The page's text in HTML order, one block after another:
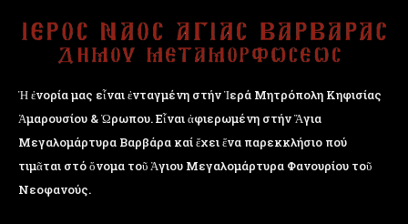
Ἡ ἐνορία μας εἶναι ἐνταγμένη στήν Ἱερά Μητρόπολη Κηφισίας
Ἁμαρουσίου & Ὠρωπου. Εἶναι ἀφιερωμένη στήν Ἅγια
Μεγαλομάρτυρα Βαρβάρα καί ἔχει ἕνα παρεκκλήσιο πού
τιμᾶται στό ὄνομα τοῦ Ἁγιου Μεγαλομάρτυρα Φανουρίου τοῦ
Νεοφανούς.